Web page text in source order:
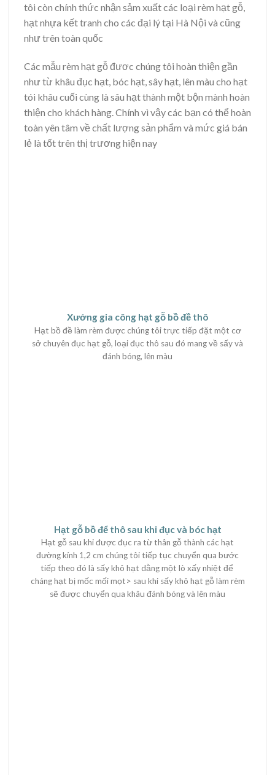
tôi còn chính thức nhận sảm xuất các loại rèm hạt gỗ,
hạt nhựa kết tranh cho các đại lý tại Hà Nội và cũng
như trên toàn quốc
Các mẫu rèm hạt gỗ đươc chúng tôi hoàn thiện gần
như từ khâu đục hạt, bóc hạt, sây hạt, lên màu cho hạt
tói khâu cuối cùng là sâu hạt thành một bộn mành hoàn
thiện cho khách hàng. Chính vì vậy các bạn có thể hoàn
toàn yên tâm về chất lượng sản phẩm và mức giá bán
lẻ là tốt trên thị trương hiện nay
Xưởng gia công hạt gỗ bồ đề thô
Hạt bồ đề làm rèm được chúng tôi trực tiếp đặt một cơ
sở chuyên đục hạt gỗ, loại đục thô sau đó mang về sấy và
đánh bóng, lên màu
Hạt gỗ bồ để thô sau khi đục và bóc hạt
Hạt gỗ sau khi được đục ra từ thân gỗ thành các hạt
đường kính 1,2 cm chúng tôi tiếp tục chuyển qua bước
tiếp theo đó là sấy khô hạt dằng một lò xấy nhiệt để
cháng hạt bị mốc mối mọt> sau khi sấy khô hạt gỗ làm rèm
sẽ được chuyển qua khâu đánh bóng và lên màu